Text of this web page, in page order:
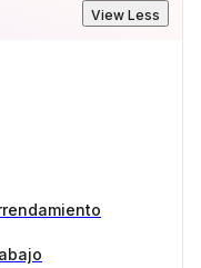
View Less